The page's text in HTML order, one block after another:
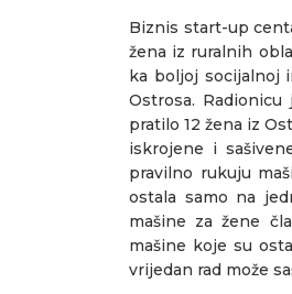
Biznis start-up
žena iz ruralnih
ka boljoj socijalnoj
Ostrosa.
pratilo 12 žena iz
iskrojene i
pravilno rukuju
ostala samo na
mašine za žene
mašine koje su
vrijedan rad može